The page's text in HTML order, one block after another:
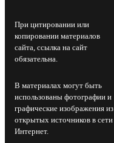
При цитировании или
копировании материалов
сайта, ссылка на сайт
обязательна.
В материалах могут быть
использованы фотографии и
графические изображения из
открытых источников в сети
Интернет.